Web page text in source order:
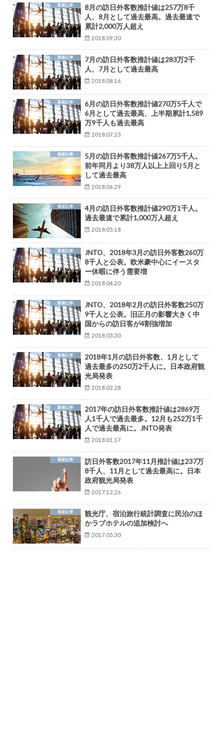
最新記事
8月の訪日外客数推計値は257万8千
人、8月として過去最高。過去最速で
累計2,000万人超え
2018.09.30
最新記事
7月の訪日外客数推計値は283万2千
人、7月として過去最高
2018.08.16
最新記事
6月の訪日外客数推計値270万5千人で
6月として過去最高、上半期累計1,589
万9千人も過去最高
2018.07.23
最新記事
5月の訪日外客数推計値267万5千人。
前年同月より38万人以上上回り5月と
して過去最高
2018.06.29
最新記事
4月の訪日外客数推計値290万1千人。
過去最速で累計1,000万人超え
2018.05.18
最新記事
JNTO、2018年3月の訪日外客数260万
8千人と公表。欧米豪中心にイースタ
ー休暇に伴う需要増
2018.04.20
最新記事
JNTO、2018年2月の訪日外客数250万
9千人と公表。旧正月の影響大きく中
国からの訪日客が4割強増加
2018.03.30
最新記事
2018年1月の訪日外客数、1月として
過去最多の250万2千人に。日本政府観
光局発表
2018.02.28
最新記事
2017年の訪日外客数推計値は2869万
人1千人で過去最多。12月も252万1千
人で過去最高に。JNTO発表
2018.01.17
最新記事
訪日外客数2017年11月推計値は237万
8千人、11月として過去最高に。日本
政府観光局発表
2017.12.26
最新記事
観光庁、宿泊旅行統計調査に民泊のほ
かラブホテルの追加検討へ
2017.05.30